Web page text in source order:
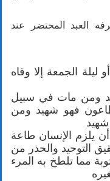
العبد المحتضر عند
الجمعة إلا وقاه
ومن مات في سبيل
فهو شهيد ومن
يلزم الإنسان طاعة
التوحيد والحذر من
مما تلطخ به المرء